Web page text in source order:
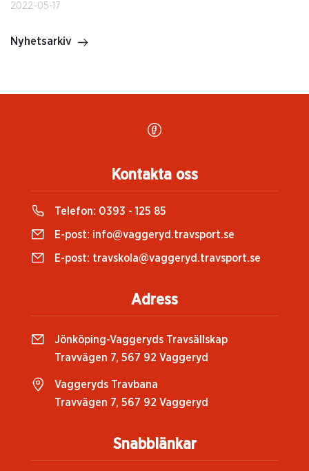
2022-05-17
Nyhetsarkiv
Snabblänkar
Kontakta oss
Telefon: 0393 - 125 85
E-post: info@vaggeryd.travsport.se
E-post: travskola@vaggeryd.travsport.se
Adress
Jönköping-Vaggeryds Travsällskap
Travvägen 7, 567 92 Vaggeryd
Vaggeryds Travbana
Travvägen 7, 567 92 Vaggeryd